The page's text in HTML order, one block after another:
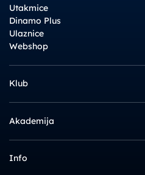
Utakmice
Dinamo Plus
Ulaznice
Webshop
Klub
Akademija
Info